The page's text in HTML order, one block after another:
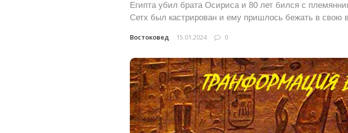
Египта убил брата Осириса и 80 лет бился с
Сетх был кастрирован и ему пришлось бежать в свою
Востоковед 15.01.2024 0